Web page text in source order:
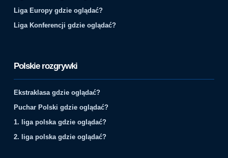
Liga Europy gdzie oglądać?
Liga Konferencji gdzie oglądać?
Polskie rozgrywki
Ekstraklasa gdzie oglądać?
Puchar Polski gdzie oglądać?
1. liga polska gdzie oglądać?
2. liga polska gdzie oglądać?